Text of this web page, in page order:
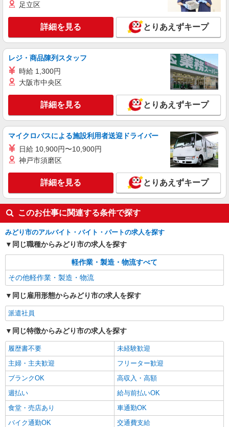
足立区
詳細を見る とりあえずキープ
レジ・商品陳列スタッフ
時給 1,300円
大阪市中央区
詳細を見る とりあえずキープ
マイクロバスによる施設利用者送迎ドライバー
日給 10,900円〜10,900円
神戸市須磨区
詳細を見る とりあえずキープ
このお仕事に関連する条件で探す
みどり市のアルバイト・バイト・パートの求人を探す
同じ職種からみどり市の求人を探す
軽作業・製造・物流すべて
その他軽作業・製造・物流
同じ雇用形態からみどり市の求人を探す
派遣社員
同じ特徴からみどり市の求人を探す
履歴書不要
未経験歓迎
主婦・主夫歓迎
フリーター歓迎
ブランクOK
高収入・高額
週払い
給与前払いOK
食堂・売店あり
車通勤OK
バイク通勤OK
交通費支給